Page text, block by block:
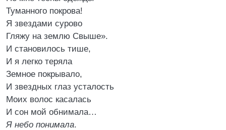
Туманного покрова!
Я звездами сурово
Гляжу на землю Свыше».
И становилось тише,
И я легко теряла
Земное покрывало,
И звездных глаз усталость
Моих волос касалась
И сон мой обнимала…
Я небо понимала.